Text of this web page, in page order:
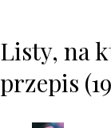
Listy, na
przepis